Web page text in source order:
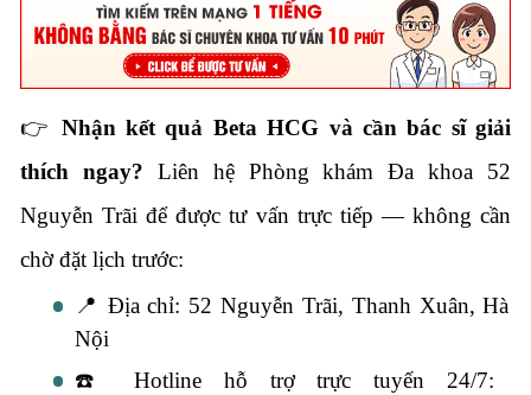
👉 Nhận kết quả Beta HCG và cần bác sĩ giải
thích ngay? Liên hệ Phòng khám Đa khoa 52
Nguyễn Trãi để được tư vấn trực tiếp — không cần
chờ đặt lịch trước:
📍 Địa chỉ: 52 Nguyễn Trãi, Thanh Xuân, Hà
Nội
☎️ Hotline hỗ trợ trực tuyến 24/7: